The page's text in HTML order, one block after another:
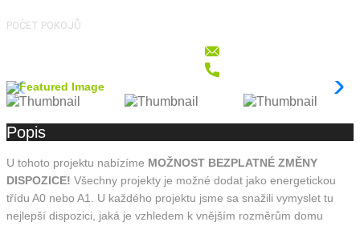
POČET POKOJŮ
Popis
U tohoto projektu nabízíme MOŽNOST BEZPLATNÉ ZMĚNY
DISPOZICE! Všechny projekty je možné dodat jako energetickou
třídu A0 nebo A1. U každého projektu jsme sa snažili vymyslet tu
nejlepší dispozici, jaká je vzhledem k vnějším rozměrům domu